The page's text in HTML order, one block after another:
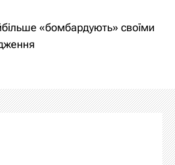
«бомбардують» своїми